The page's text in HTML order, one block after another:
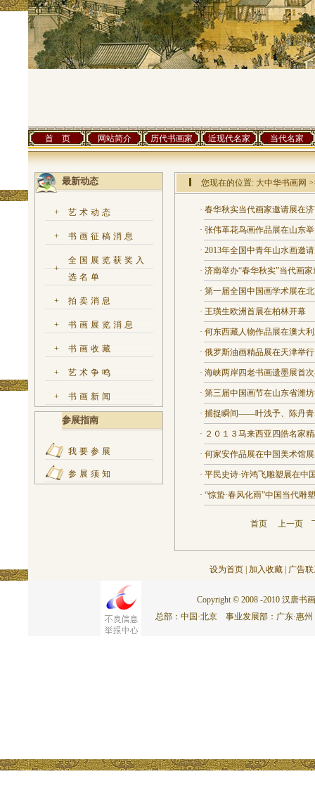
首 页 网站简介 历代书画家 近现代名家 当代名家
最新动态
+ 艺术动态
+ 书画征稿消息
+
全国展览获奖入
选名单
+ 拍卖消息
+ 书画展览消息
+ 书画收藏
+ 艺术争鸣
+ 书画新闻
参展指南
我要参展
参展须知
您现在的位置: 大中华书画网
· 春华秋实当代画家邀请展在
· 张伟革花鸟画作品展在山东
· 2013年全国中青年山水画邀
· 济南举办“春华秋实”当代画家
· 第一届全国中国画学术展在
· 王璜生欧洲首展在柏林开幕
· 何东西藏人物作品展在澳大
· 俄罗斯油画精品展在天津举行
· 海峡两岸四老书画遗墨展首
· 第三届中国画节在山东省潍
· 捕捉瞬间——叶浅予、陈丹青
· ２０１３马来西亚四皓名家
· 何家安作品展在中国美术馆
· 平民史诗·许鸿飞雕塑展在中
· “惊蛰·春风化雨”中国当代雕
首页 上一页
设为首页 加入收藏 广告
Copyright © 2008 -2010 汉唐书
总部：中国·北京 事业发展部：广东·惠